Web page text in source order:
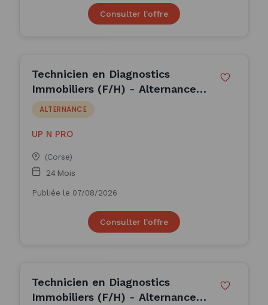
Consulter l'offre
Technicien en Diagnostics
Immobiliers (F/H) - Alternance
(H/F)
ALTERNANCE
UP N PRO
(Corse)
24 Mois
Publiée le 07/08/2026
Consulter l'offre
Technicien en Diagnostics
Immobiliers (F/H) - Alternance